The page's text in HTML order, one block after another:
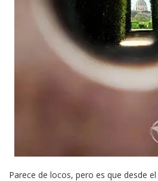
Parece de locos, pero es que desde el